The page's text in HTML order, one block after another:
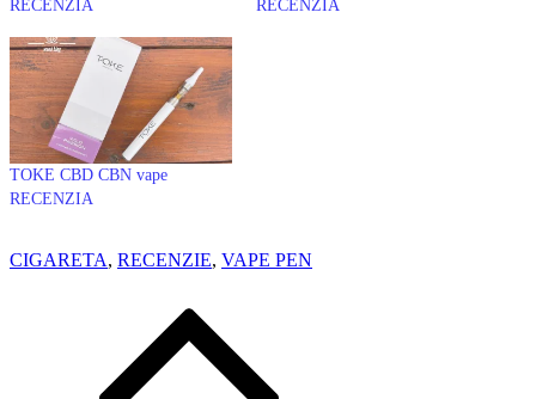
RECENZIA
RECENZIA
TOKE CBD CBN vape
RECENZIA
CIGARETA, RECENZIE, VAPE PEN